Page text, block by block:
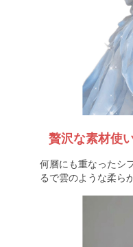
贅沢な素材使
何層にも重なったシ
るで雲のような柔ら